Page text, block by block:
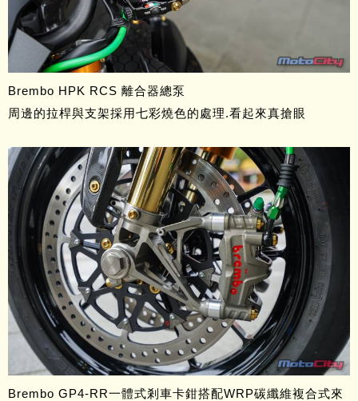
Brembo HPK RCS 離合器總泵
周邊的拉桿與支架採用七彩燒色的處理.看起來真搶眼
Brembo GP4-RR一體式剎車卡鉗搭配WRP碳纖維複合式來